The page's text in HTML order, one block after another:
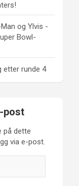
og Ylvis -
Bowl-
etter runde 4
post
på dette
via e-post.